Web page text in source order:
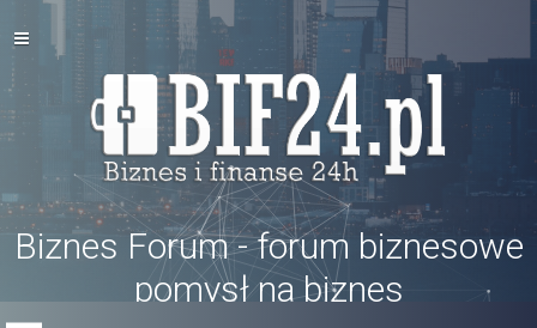
Biznes Forum - forum biznesowe
pomysł na biznes